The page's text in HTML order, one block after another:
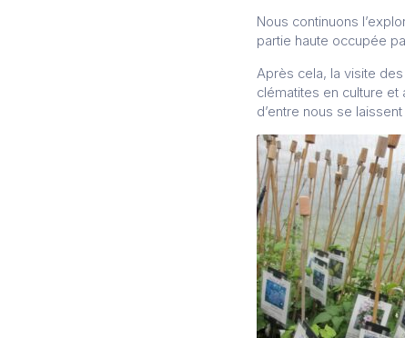
Nous continuons
partie haute occupée
Après cela, la visite
clématites en culture
d’entre nous se